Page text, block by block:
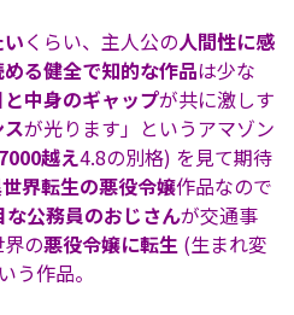
くらい、主人公の人間性に感
る健全で知的な作品は少な
中身のギャップが共に激しす
が光ります」というアマゾン
越え4.8の別格) を見て期待
界転生の悪役令嬢作品なので
な公務員のおじさんが交通事
の悪役令嬢に転生 (生まれ変
う作品。